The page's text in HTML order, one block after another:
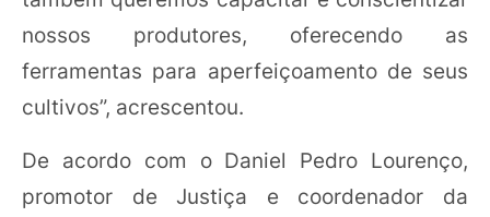
nossos produtores, oferecendo as
ferramentas para aperfeiçoamento de seus
cultivos”, acrescentou.
De acordo com o Daniel Pedro Lourenço,
promotor de Justiça e coordenador da